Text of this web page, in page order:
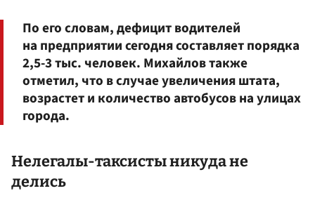
По его словам, дефицит водителей
на предприятии сегодня составляет порядка
2,5-3 тыс. человек. Михайлов также
отметил, что в случае увеличения штата,
возрастет и количество автобусов на улицах
города.
Нелегалы-таксисты никуда не
делись